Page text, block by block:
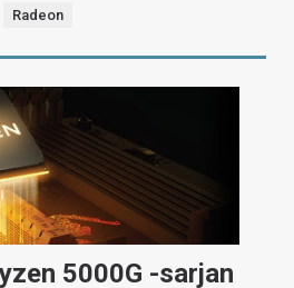
Radeon
5000G -sarjan